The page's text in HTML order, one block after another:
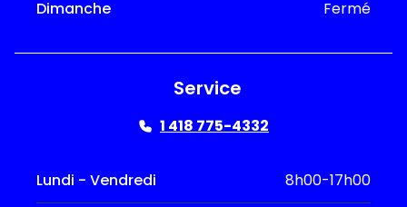
Dimanche Fermé
Service
1 418 775-4332
Lundi - Vendredi 8h00-17h00